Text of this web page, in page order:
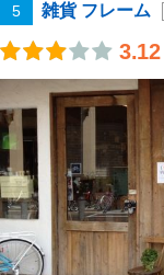
5 雑貨 フレーム
3.12